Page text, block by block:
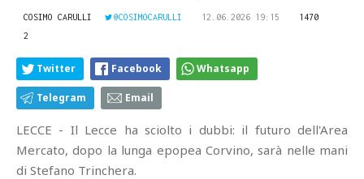
COSIMO CARULLI @COSIMOCARULLI 12.06.2026 19:15
1470
2
Twitter Facebook Whatsapp
Telegram Email
LECCE - Il Lecce ha sciolto i dubbi: il futuro dell'Area
Mercato, dopo la lunga epopea Corvino, sarà nelle mani
di Stefano Trinchera.